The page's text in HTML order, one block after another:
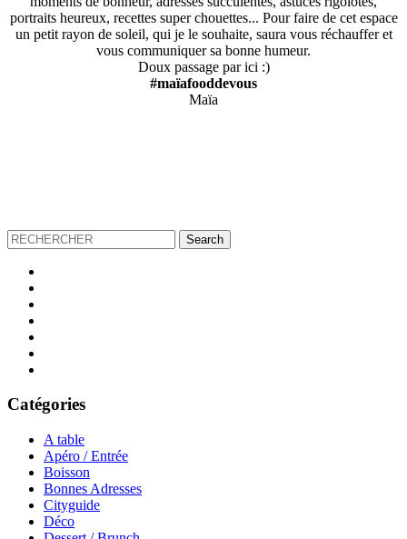
portraits heureux, recettes super chouettes... Pour faire de cet espace
un petit rayon de soleil, qui je le souhaite, saura vous réchauffer et
vous communiquer sa bonne humeur.
Doux passage par ici :)
#maïafooddevous
Maïa
Catégories
A table
Apéro / Entrée
Boisson
Bonnes Adresses
Cityguide
Déco